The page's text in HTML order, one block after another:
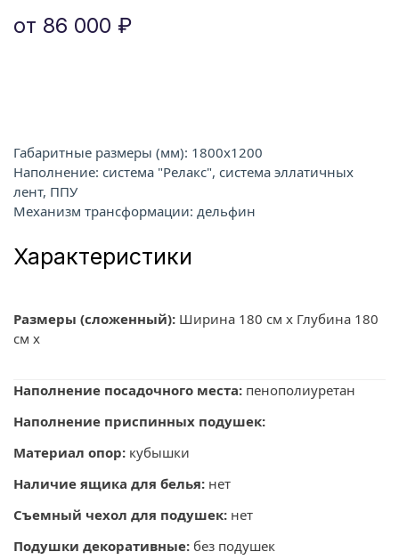
от 86 000 ₽
Габаритные размеры (мм): 1800х1200
Наполнение: система "Релакс", система эллатичных
лент, ППУ
Механизм трансформации: дельфин
Характеристики
Размеры (сложенный): Ширина 180 см х Глубина 180
см х
Наполнение посадочного места: пенополиуретан
Наполнение приспинных подушек:
Материал опор: кубышки
Наличие ящика для белья: нет
Съемный чехол для подушек: нет
Подушки декоративные: без подушек